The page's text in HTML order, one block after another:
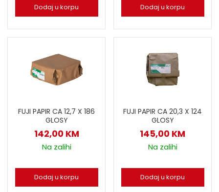
Dodaj u korpu Dodaj u korpu
FUJI PAPIR CA 12,7 X 186
GLOSY
142,00 KM
Na zalihi
Dodaj u korpu
FUJI PAPIR CA 20,3 X 124
GLOSY
145,00 KM
Na zalihi
Dodaj u korpu